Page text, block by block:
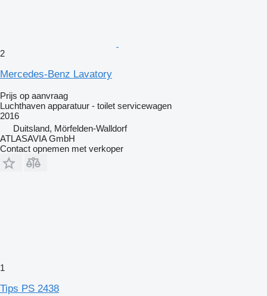
2
Mercedes-Benz Lavatory
Prijs op aanvraag
Luchthaven apparatuur - toilet servicewagen
2016
Duitsland, Mörfelden-Walldorf
ATLASAVIA GmbH
Contact opnemen met verkoper
1
Tips PS 2438